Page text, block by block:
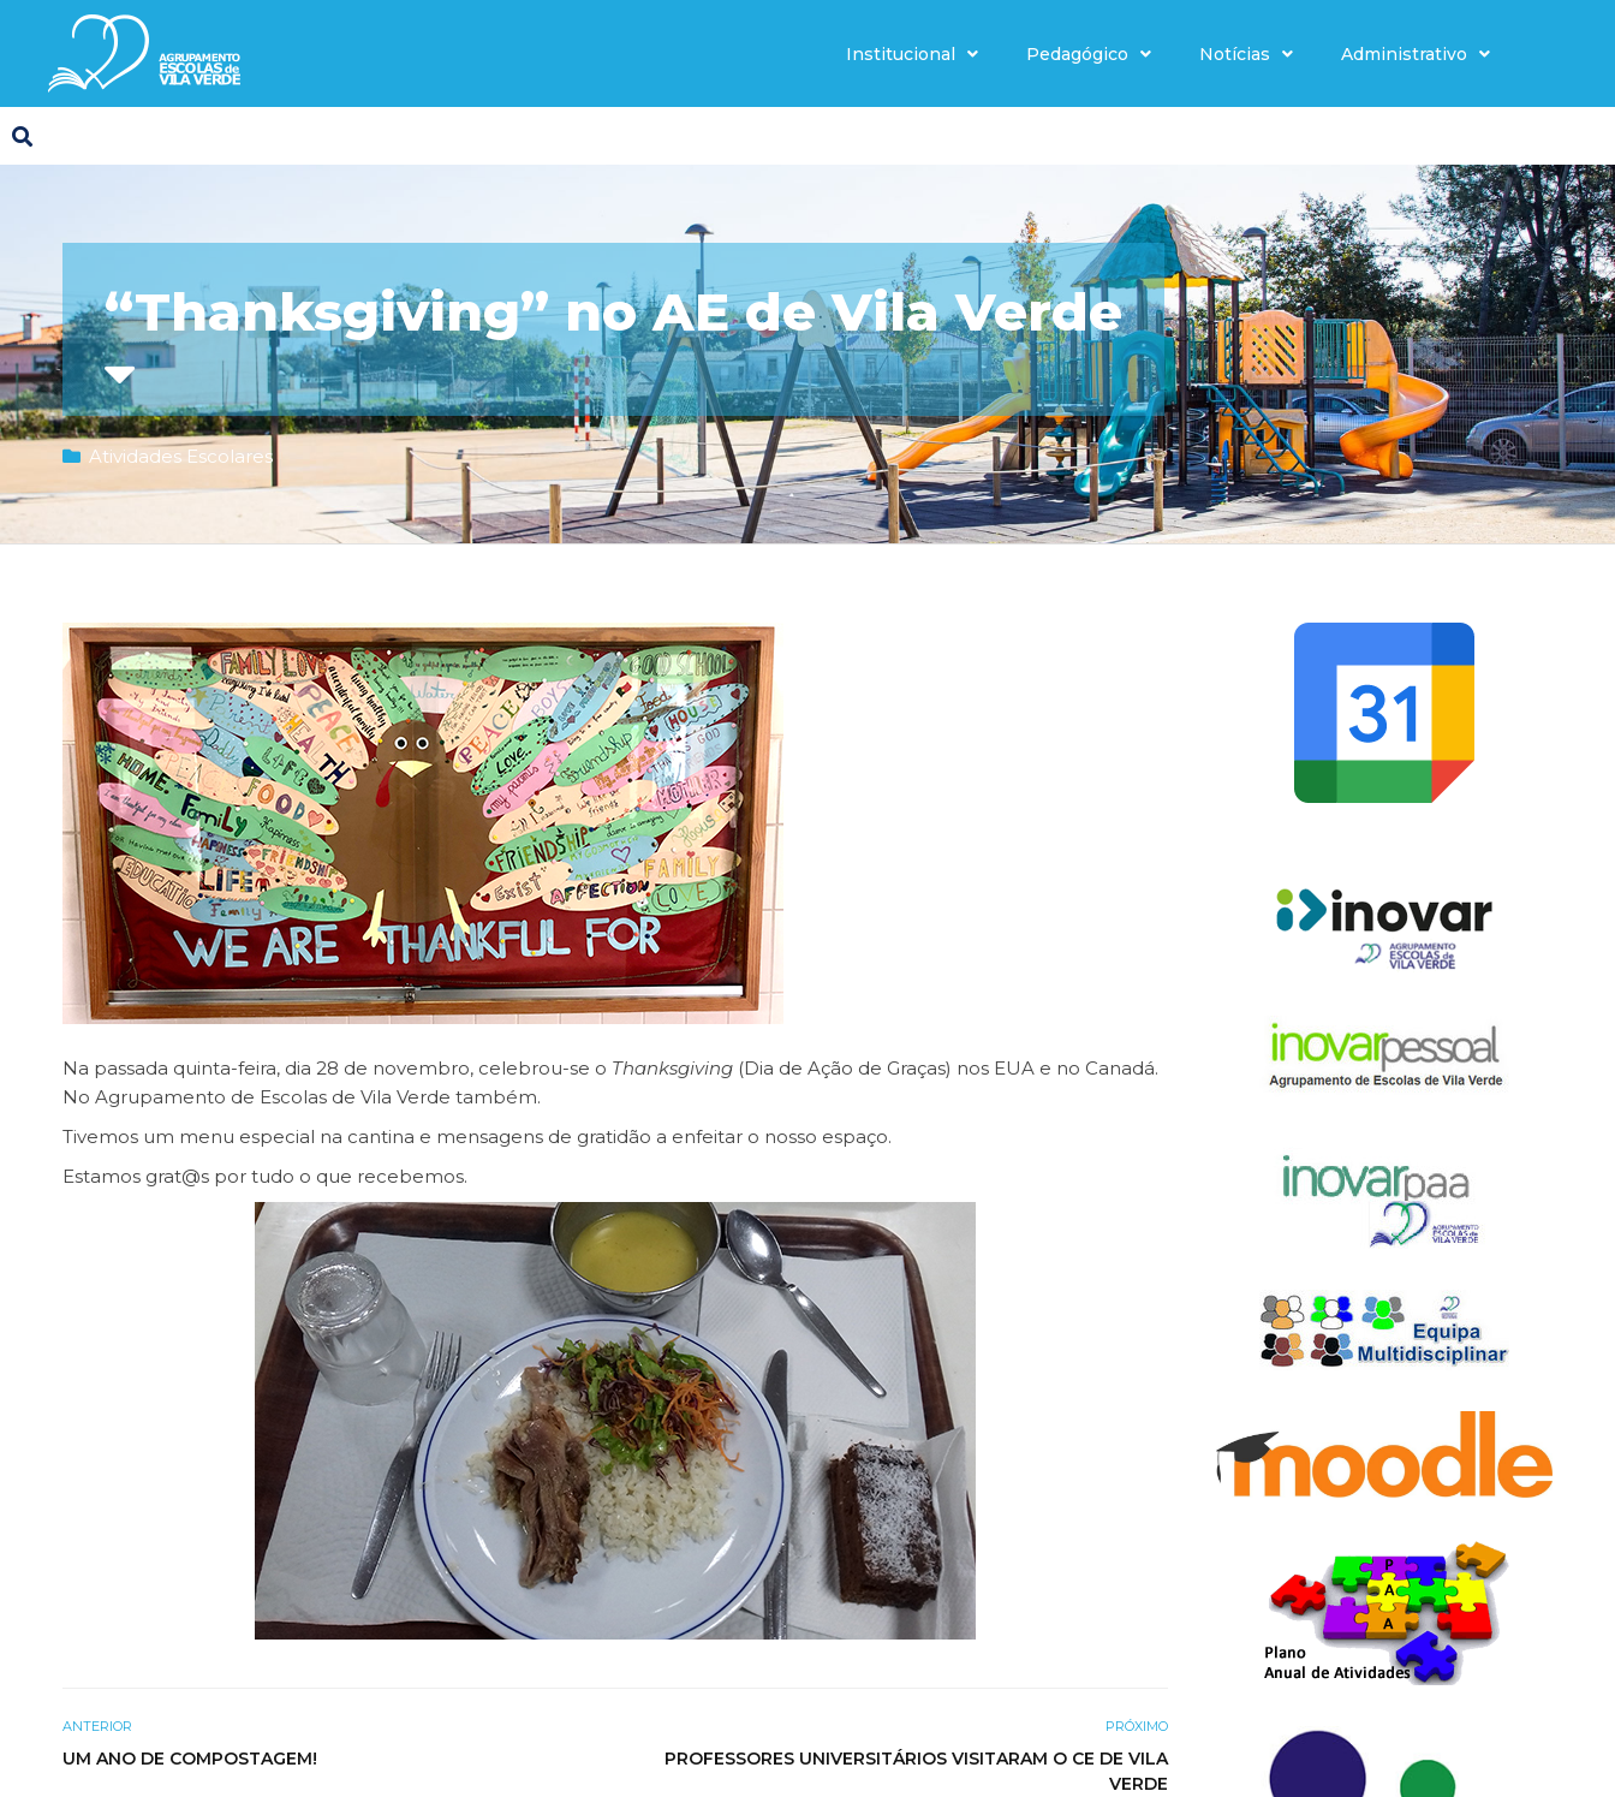
Institucional Pedagógico Notícias Administrativo
“Thanksgiving” no AE de Vila Verde
Atividades Escolares
Na passada quinta-feira, dia 28 de novembro, celebrou-se o Thanksgiving (Dia de Ação de Graças) nos EUA e no Canadá.
No Agrupamento de Escolas de Vila Verde também.
Tivemos um menu especial na cantina e mensagens de gratidão a enfeitar o nosso espaço.
Estamos grat@s por tudo o que recebemos.
ANTERIOR
UM ANO DE COMPOSTAGEM!
PRÓXIMO
PROFESSORES UNIVERSITÁRIOS VISITARAM O CE DE VILA
VERDE